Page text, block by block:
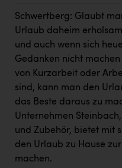
IFE Austria GmbH
Immotech
INTERSPAR
INTERSPORT Austria
Jesolo
Jane Goodall Institute
Kärcher
Schwertberg: Glaubt
Urlaub daheim
und auch wenn sich
Gedanken nicht
von Kurzarbeit oder
sind, kann man den
das Beste daraus zu
Unternehmen
und Zubehör, bietet mit
den Urlaub zu Hause
machen.